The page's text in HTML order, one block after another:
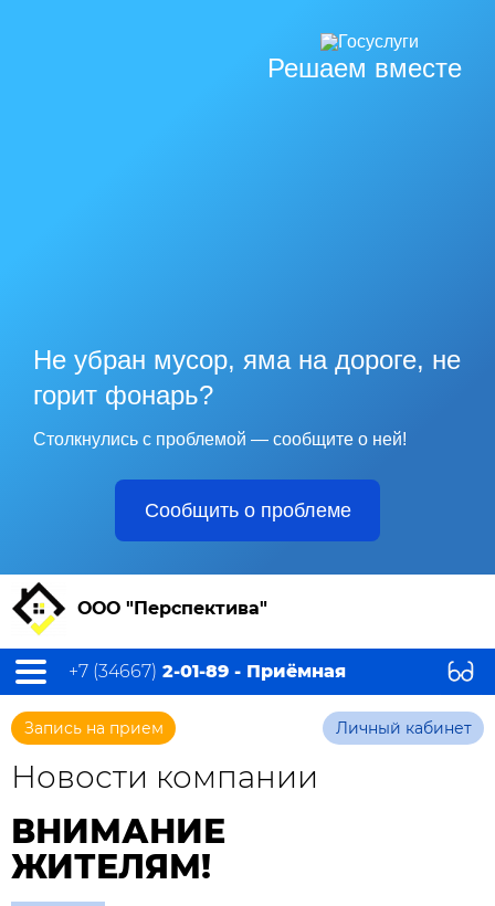
Решаем вместе
Не убран мусор, яма на дороге, не
горит фонарь?
Столкнулись с проблемой — сообщите о ней!
Сообщить о проблеме
ООО "Перспектива"
+7 (34667) 2-01-89 - Приёмная
Запись на прием Личный кабинет
Новости компании
ВНИМАНИЕ
ЖИТЕЛЯМ!